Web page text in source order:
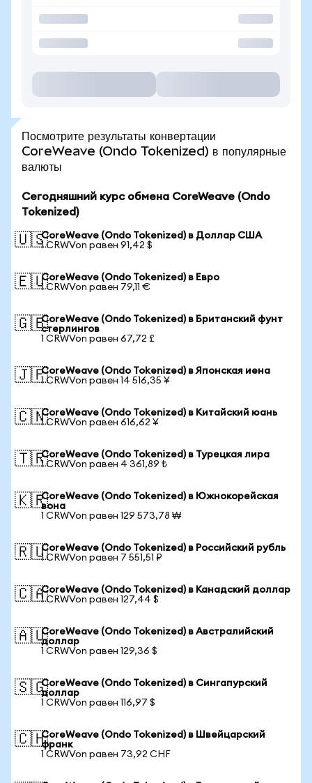
Посмотрите результаты конвертации
CoreWeave (Ondo Tokenized) в популярные
валюты
Сегодняшний курс обмена CoreWeave (Ondo
Tokenized)
🇺🇸CoreWeave (Ondo Tokenized) в Доллар США
1 CRWVon равен 91,42 $
🇪🇺CoreWeave (Ondo Tokenized) в Евро
1 CRWVon равен 79,11 €
🇬🇧CoreWeave (Ondo Tokenized) в Британский фунт
стерлингов
1 CRWVon равен 67,72 £
🇯🇵CoreWeave (Ondo Tokenized) в Японская иена
1 CRWVon равен 14 516,35 ¥
🇨🇳CoreWeave (Ondo Tokenized) в Китайский юань
1 CRWVon равен 616,62 ¥
🇹🇷CoreWeave (Ondo Tokenized) в Турецкая лира
1 CRWVon равен 4 361,89 ₺
🇰🇷CoreWeave (Ondo Tokenized) в Южнокорейская
вона
1 CRWVon равен 129 573,78 ₩
🇷🇺CoreWeave (Ondo Tokenized) в Российский рубль
1 CRWVon равен 7 551,51 ₽
🇨🇦CoreWeave (Ondo Tokenized) в Канадский доллар
1 CRWVon равен 127,44 $
🇦🇺CoreWeave (Ondo Tokenized) в Австралийский
доллар
1 CRWVon равен 129,36 $
🇸🇬CoreWeave (Ondo Tokenized) в Сингапурский
доллар
1 CRWVon равен 116,97 $
🇨🇭CoreWeave (Ondo Tokenized) в Швейцарский
франк
1 CRWVon равен 73,92 CHF